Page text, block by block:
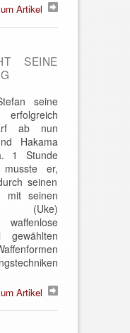
Artikel
SEINE
seine
ab nun
Hakama
1 Stunde
musste er,
seinen
mit seinen
(Uke)
Artikel